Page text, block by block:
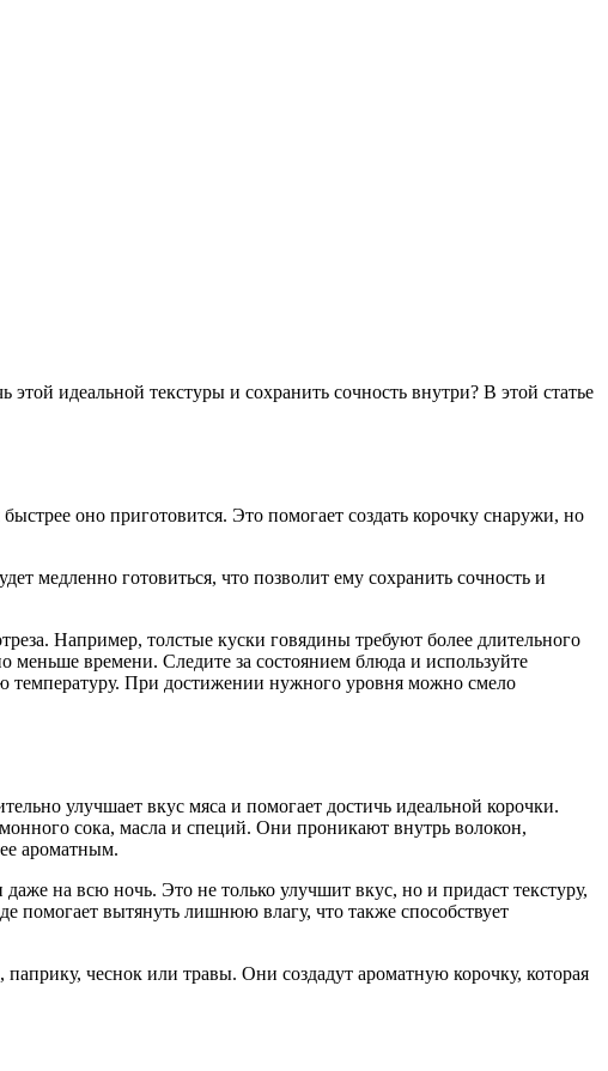
идеальной текстуры и сохранить сочность внутри? В этой статье
оно приготовится. Это помогает создать корочку снаружи, но
медленно готовиться, что позволит ему сохранить сочность и
Например, толстые куски говядины требуют более длительного
времени. Следите за состоянием блюда и используйте
температуру. При достижении нужного уровня можно смело
улучшает вкус мяса и помогает достичь идеальной корочки.
сока, масла и специй. Они проникают внутрь волокон,
ароматным.
на всю ночь. Это не только улучшит вкус, но и придаст текстуру,
помогает вытянуть лишнюю влагу, что также способствует
чеснок или травы. Они создадут ароматную корочку, которая